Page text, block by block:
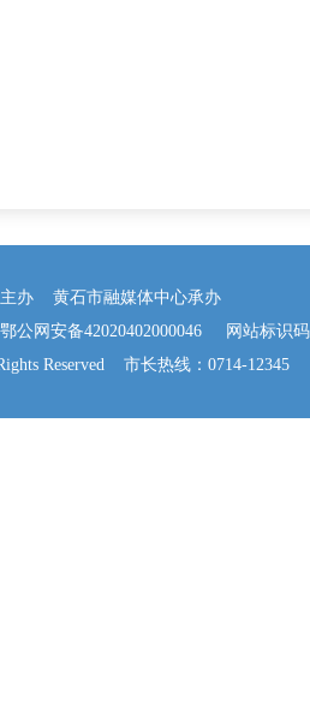
办 黄石市融媒体中心承办
鄂公网安备42020402000046 网站标识码
Reserved 市长热线：0714-12345